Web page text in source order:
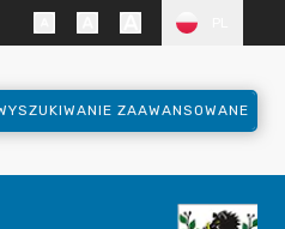
ZAAWANSOWANE